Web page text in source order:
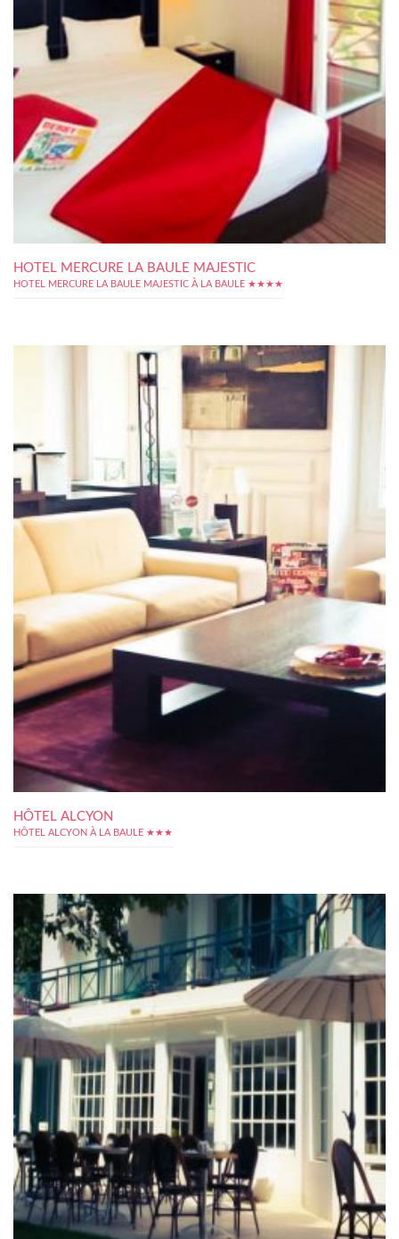
HOTEL MERCURE LA BAULE MAJESTIC
HOTEL MERCURE LA BAULE MAJESTIC À LA BAULE ★★★★
HÔTEL ALCYON
HÔTEL ALCYON À LA BAULE ★★★